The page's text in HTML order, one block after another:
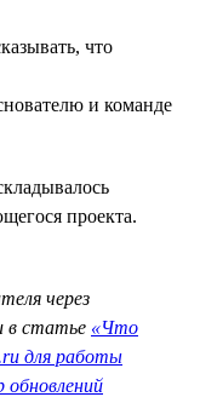
что
и команде
проекта.
через
в статье «Что
для работы
обновлений